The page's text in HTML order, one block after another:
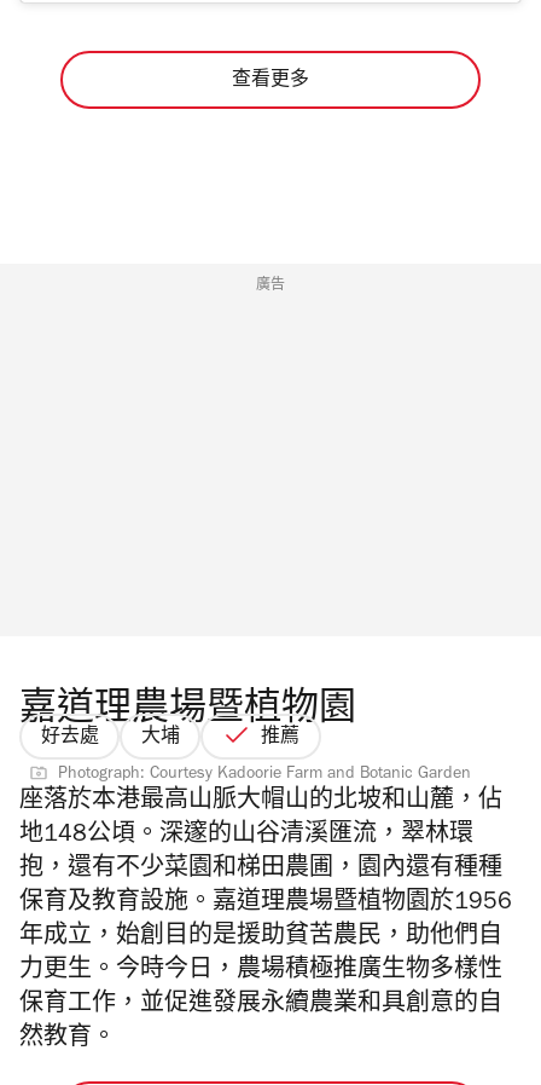
查看更多
廣告
嘉道理農場暨植物園
好去處 大埔 推薦
Photograph: Courtesy Kadoorie Farm and Botanic Garden
座落於本港最高山脈大帽山的北坡和山麓，佔
地148公頃。深邃的山谷清溪匯流，翠林環
抱，還有不少菜園和梯田農圃，園內還有種種
保育及教育設施。嘉道理農場暨植物園於1956
年成立，始創目的是援助貧苦農民，助他們自
力更生。今時今日，農場積極推廣生物多樣性
保育工作，並促進發展永續農業和具創意的自
然教育。